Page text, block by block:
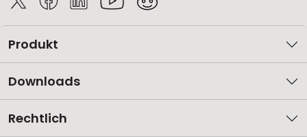
Produkt
Downloads
Rechtlich